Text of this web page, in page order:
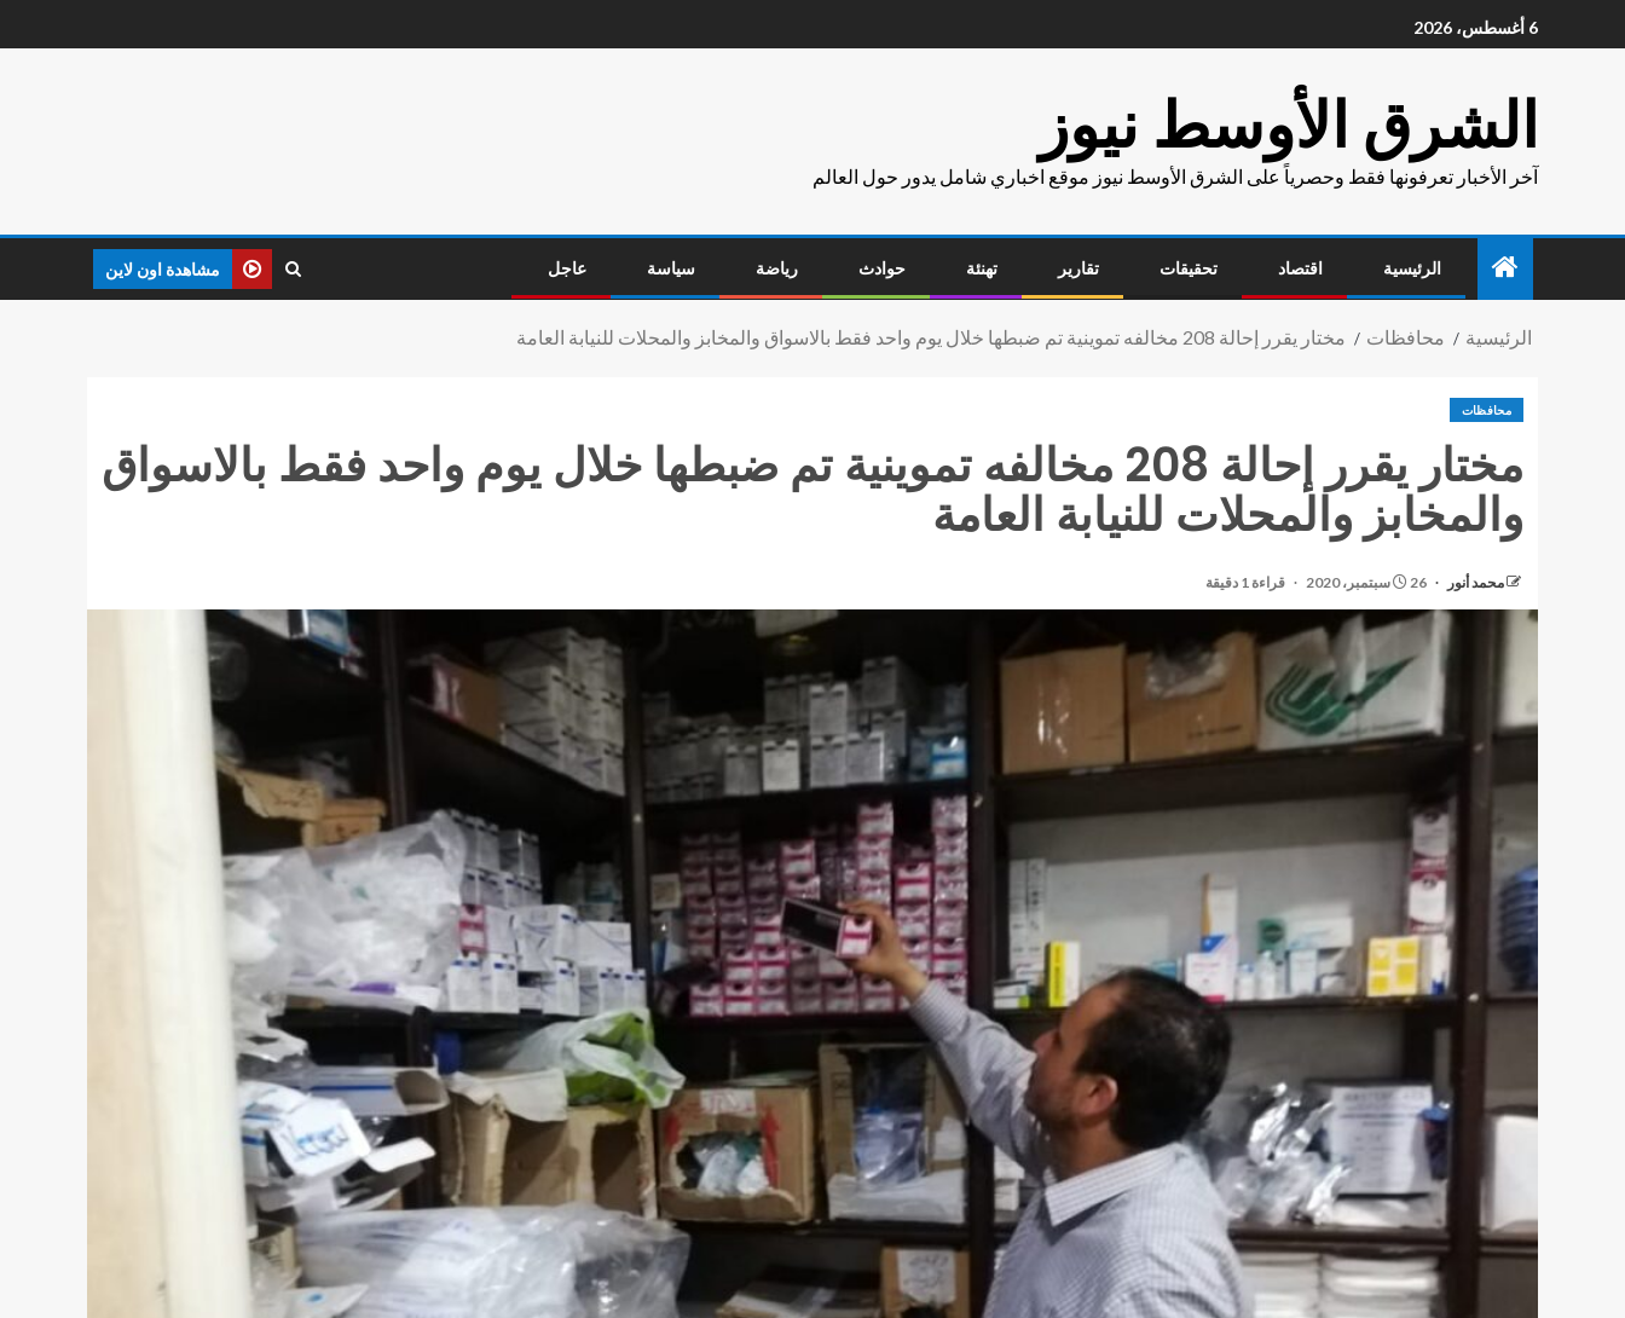
6 أغسطس، 2026
الشرق الأوسط نيوز
آخر الأخبار تعرفونها فقط وحصرياً على الشرق الأوسط نيوز موقع اخباري شامل يدور حول العالم
الرئيسية اقتصاد تحقيقات تقارير تهنئة حوادث رياضة سياسة عاجل مشاهدة اون لاين
الرئيسية محافظات مختار يقرر إحالة 208 مخالفه تموينية تم ضبطها خلال يوم واحد فقط بالاسواق والمخابز والمحلات للنيابة العامة
محافظات
مختار يقرر إحالة 208 مخالفه تموينية تم ضبطها خلال يوم واحد فقط بالاسواق
والمخابز والمحلات للنيابة العامة
محمد أنور 26 سبتمبر، 2020 قراءة 1 دقيقة